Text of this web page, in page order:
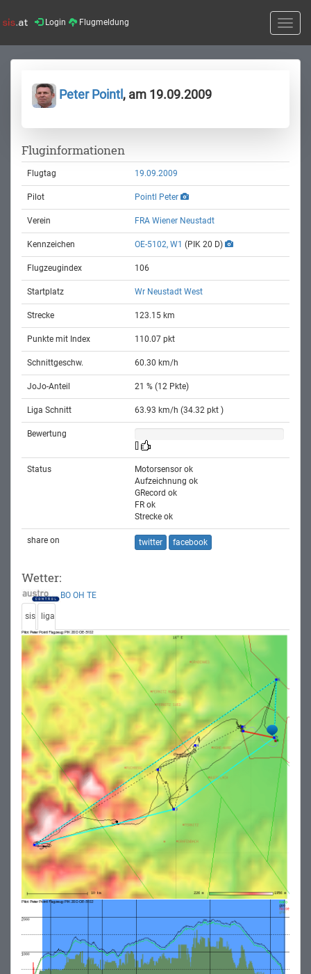
Login Flugmeldung
Toggle
Peter Pointl , am 19.09.2009
Fluginformationen
Flugtag 19.09.2009
Pilot Pointl Peter
Verein FRA Wiener Neustadt
Kennzeichen OE-5102, W1 (PIK 20 D)
Flugzeugindex 106
Startplatz Wr Neustadt West
Strecke 123.15 km
Punkte mit Index 110.07 pkt
Schnittgeschw. 60.30 km/h
JoJo-Anteil 21 % (12 Pkte)
Liga Schnitt 63.93 km/h (34.32 pkt )
Bewertung
Status
Motorsensor ok
Aufzeichnung ok
GRecord ok
FR ok
Strecke ok
share on twitter facebook
Wetter:
BO OH TE
sis liga